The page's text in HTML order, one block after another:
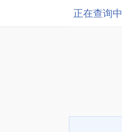
正在查询中